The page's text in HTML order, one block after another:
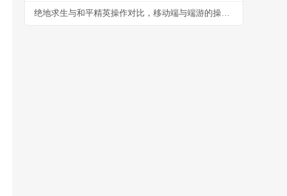
绝地求生与和平精英操作对比，移动端与端游的操作艺术